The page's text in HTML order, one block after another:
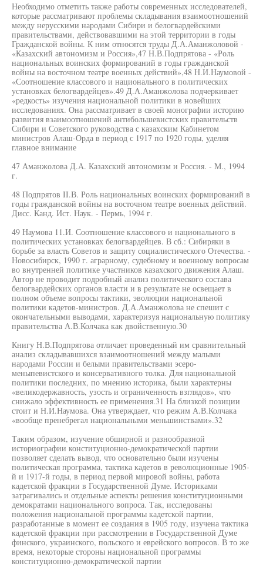
Необходимо отметить также работы современных исследователей,
которые рассматривают проблемы складывания взаимоотношений
между нерусскими народами Сибири и белогвардейскими
правительствами, действовавшими на этой территории в годы
Гражданской войны. К ним относятся труды Д.А.Аманжоловой -
«Казахский автономизм и Россия»,47 Н.В.Подпрятова - «Роль
национальных воинских формирований в годы гражданской
войны на восточном театре военных действий»,48 Н.И.Наумовой -
«Соотношение классового и национального в политических
установках белогвардейцев».49 Д.А.Аманжолова подчеркивает
«редкость» изучения национальной политики в новейших
исследованиях. Она рассматривает в своей монографии историю
развития взаимоотношений антибольшевистских правительств
Сибири и Советского руководства с казахским Кабинетом
министров Алаш-Орда в период с 1917 по 1920 годы, уделяя
главное внимание
47 Аманжолова Д.А. Казахский автономизм и Россия. - М., 1994
г.
48 Подпрятов II.В. Роль национальных воинских формирований в
годы гражданской войны на восточном театре военных действий.
Дисс. Канд. Ист. Наук. - Пермь, 1994 г.
49 Наумова 11.И. Соотношение классового и национального в
политических установках белогвардейцев. В сб.: Сибиряки в
борьбе за власть Советов и защиту социалистического Отечества. -
Новосибирск, 1990 г. аграрному, судебному и военному вопросам
во внутренней политике участников казахского движения Алаш.
Автор не проводит подробный анализ политического состава
белогвардейских органов власти и в результате не освещает в
полном объеме вопросы тактики, эволюции национальной
политики кадетов-министров. Д.А.Аманжолова не спешит с
окончательными выводами, характеризуя национальную политику
правительства А.В.Колчака как двойственную.30
Книгу Н.В.Подпрятова отличает проведенный им сравнительный
анализ складывавшихся взаимоотношений между малыми
народами России и белыми правительствами эсеро-
меныпевистского и консервативного толка. Для национальной
политики последних, по мнению историка, были характерны
«великодержавность, узость и ограниченность взглядов», что
снижало эффективность ее применения.31 На близкой позиции
стоит и Н.И.Наумова. Она утверждает, что режим А.В.Колчака
«вообще пренебрегал национальными меньшинствами».32
Таким образом, изучение обширной и разнообразной
историографии конституционно-демократической партии
позволяет сделать вывод, что основательно были изучены
политическая программа, тактика кадетов в революционные 1905-
й и 1917-й годы, в период первой мировой войны, работа
кадетской фракции в Государственной Думе. Историками
затрагивались и отдельные аспекты решения конституционными
демократами национального вопроса. Так, исследованы
положения национальной программы кадетской партии,
разработанные в момент ее создания в 1905 году, изучена тактика
кадетской фракции при рассмотрении в Государственной Думе
финского, украинского, польского и еврейского вопросов. В то же
время, некоторые стороны национальной программы
конституционно-демократической партии